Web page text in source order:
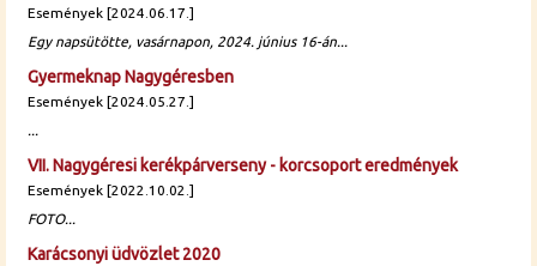
Események [2024.06.17.]
Egy napsütötte, vasárnapon, 2024. június 16-án...
Gyermeknap Nagygéresben
Események [2024.05.27.]
...
VII. Nagygéresi kerékpárverseny - korcsoport eredmények
Események [2022.10.02.]
FOTO...
Karácsonyi üdvözlet 2020